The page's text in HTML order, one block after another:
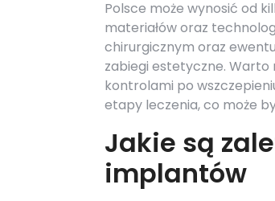
Polsce może wynosić od
materiałów oraz
chirurgicznym oraz
zabiegi estetyczne.
kontrolami po
etapy leczenia, co może
Jakie są
implantów